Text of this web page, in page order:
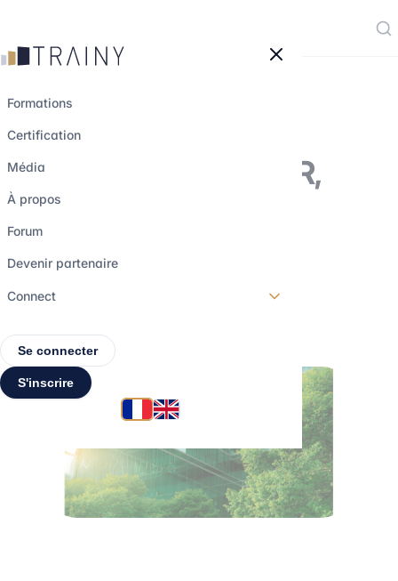
Formations
Certification
Média
À propos
Forum
Devenir partenaire
Connect
Se connecter
S'inscrire
Investissement ISR,
vert, solidaire :
retrouver ?